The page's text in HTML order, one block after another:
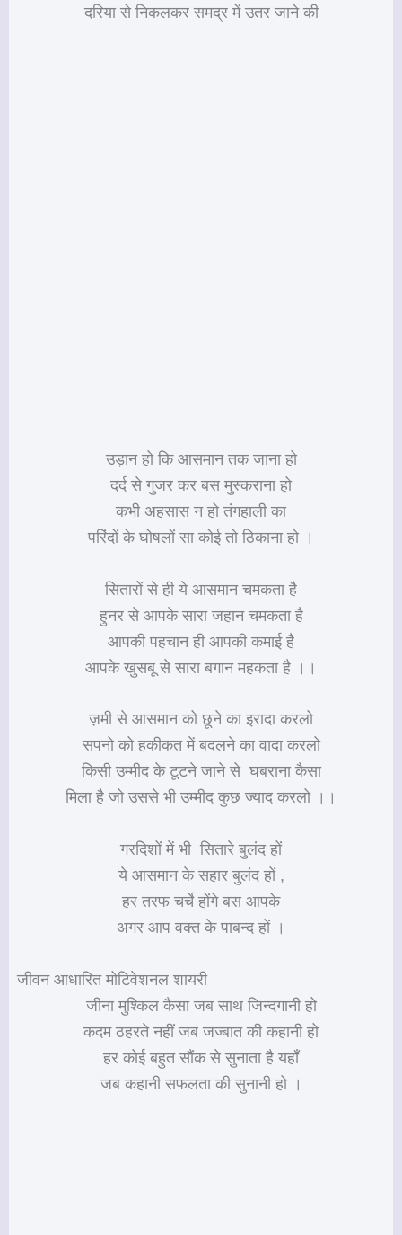
दरिया से निकलकर समद्र में उतर जाने की
उड़ान हो कि आसमान तक जाना हो
दर्द से गुजर कर बस मुस्कराना हो
कभी अहसास न हो तंगहाली का
परिंदों के घोषलों सा कोई तो ठिकाना हो ।
सितारों से ही ये आसमान चमकता है
हुनर से आपके सारा जहान चमकता है
आपकी पहचान ही आपकी कमाई है
आपके खुसबू से सारा बगान महकता है ।।
ज़मी से आसमान को छूने का इरादा करलो
सपनो को हकीकत में बदलने का वादा करलो
किसी उम्मीद के टूटने जाने से घबराना कैसा
मिला है जो उससे भी उम्मीद कुछ ज्याद करलो ।।
गरदिशों में भी सितारे बुलंद हों
ये आसमान के सहार बुलंद हों ,
हर तरफ चर्चे होंगे बस आपके
अगर आप वक्त के पाबन्द हों ।
जीवन आधारित मोटिवेशनल शायरी
जीना मुश्किल कैसा जब साथ जिन्दगानी हो
कदम ठहरते नहीं जब जज्बात की कहानी हो
हर कोई बहुत सौंक से सुनाता है यहाँ
जब कहानी सफलता की सुनानी हो ।